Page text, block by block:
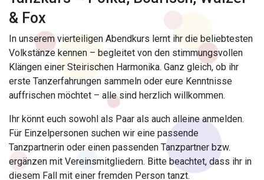
& Fox
In unserem vierteiligen Abendkurs lernt ihr die beliebtesten
Volkstänze kennen – begleitet von den stimmungsvollen
Klängen einer Steirischen Harmonika. Ganz gleich, ob ihr
erste Tanzerfahrungen sammeln oder eure Kenntnisse
auffrischen möchtet – alle sind herzlich willkommen.
Ihr könnt euch sowohl als Paar als auch alleine anmelden.
Für Einzelpersonen suchen wir eine passende
Tanzpartnerin oder einen passenden Tanzpartner bzw.
ergänzen mit Vereinsmitgliedern. Bitte beachtet, dass ihr in
diesem Fall mit einer fremden Person tanzt.